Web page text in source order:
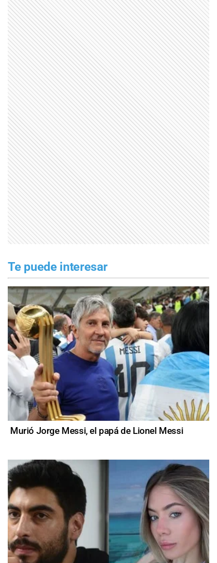
Te puede interesar
Murió Jorge Messi, el papá de Lionel Messi